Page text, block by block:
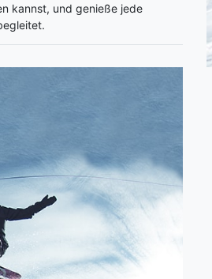
kannst, und genieße jede